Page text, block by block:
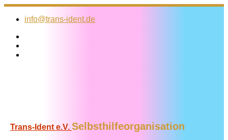
Zum
Inhalt
info@trans-ident.de
Trans-Ident e.V. Selbsthilfeorganisation